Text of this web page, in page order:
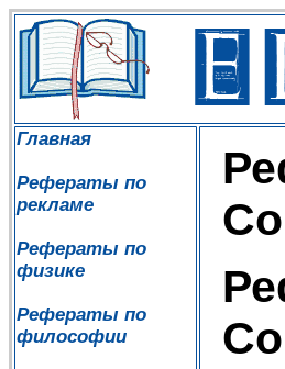
Главная
Рефераты по
рекламе
Рефераты по
физике
Рефераты по
философии